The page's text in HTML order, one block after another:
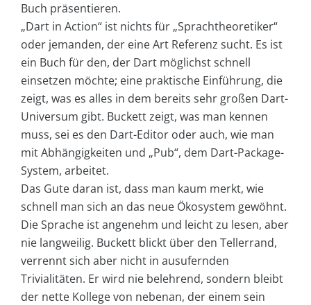
Buch präsentieren.
„Dart in Action“ ist nichts für „Sprachtheoretiker“
oder jemanden, der eine Art Referenz sucht. Es ist
ein Buch für den, der Dart möglichst schnell
einsetzen möchte; eine praktische Einführung, die
zeigt, was es alles in dem bereits sehr großen Dart-
Universum gibt. Buckett zeigt, was man kennen
muss, sei es den Dart-Editor oder auch, wie man
mit Abhängigkeiten und „Pub“, dem Dart-Package-
System, arbeitet.
Das Gute daran ist, dass man kaum merkt, wie
schnell man sich an das neue Ökosystem gewöhnt.
Die Sprache ist angenehm und leicht zu lesen, aber
nie langweilig. Buckett blickt über den Tellerrand,
verrennt sich aber nicht in ausufernden
Trivialitäten. Er wird nie belehrend, sondern bleibt
der nette Kollege von nebenan, der einem sein